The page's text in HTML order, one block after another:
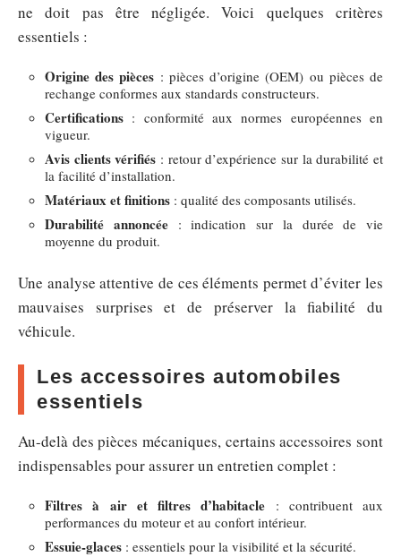
ne doit pas être négligée. Voici quelques critères
essentiels :
Origine des pièces : pièces d’origine (OEM) ou pièces de
rechange conformes aux standards constructeurs.
Certifications : conformité aux normes européennes en
vigueur.
Avis clients vérifiés : retour d’expérience sur la durabilité et
la facilité d’installation.
Matériaux et finitions : qualité des composants utilisés.
Durabilité annoncée: indication sur la durée de vie
moyenne du produit.
Une analyse attentive de ces éléments permet d’éviter les
mauvaises surprises et de préserver la fiabilité du
véhicule.
Les accessoires automobiles
essentiels
Au-delà des pièces mécaniques, certains accessoires sont
indispensables pour assurer un entretien complet :
Filtres à air et filtres d’habitacle : contribuent aux
performances du moteur et au confort intérieur.
Essuie-glaces : essentiels pour la visibilité et la sécurité.